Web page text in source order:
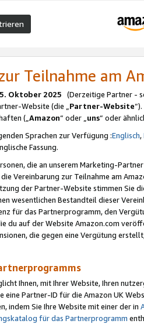
Teilnahme am
Oktober 2025 (Derzeitige Partner -
Website (die „Partner-Website
(„Amazon“ oder „uns“ oder
Sprachen zur Verfügung :Englisch,
Fassung.
die an unserem Marketing-
die Vereinbarung zur Teilnahme am
der Partner-Website stimmen Sie
wesentlichen Bestandteil dieser
für das Partnerprogramm, den
du auf der Website Amazon.com
die gegen eine Vergütung
Ihnen, mit Ihrer Website, Ihren
eine Partner-ID für die Amazon UK
indem Sie Ihre Website mit einer der in
für das Partnerprogramm